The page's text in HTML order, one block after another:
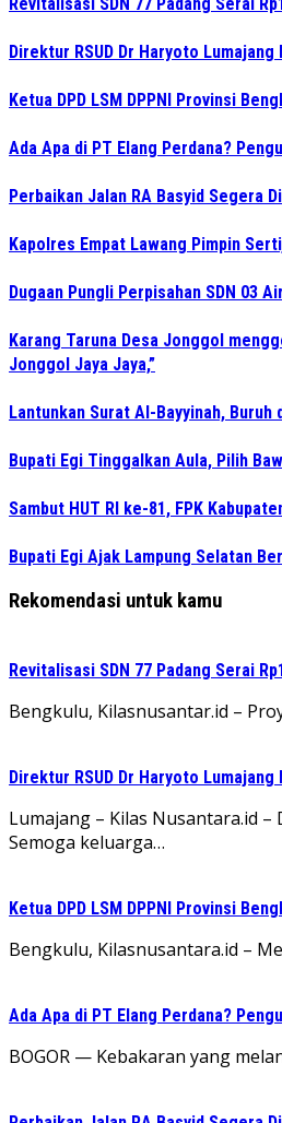
Direktur RSUD Dr Haryoto
Ketua DPD LSM DPPNI Provinsi
Ada Apa di PT Elang Perdana?
Perbaikan Jalan RA Basyid Segera
Kapolres Empat Lawang Pimpin
Dugaan Pungli Perpisahan SDN 03
Karang Taruna Desa Jonggol
Jonggol Jaya Jaya,”
Lantunkan Surat Al-Bayyinah, Buruh
Bupati Egi Tinggalkan Aula, Pilih
Sambut HUT RI ke-81, FPK
Bupati Egi Ajak Lampung Selatan
Rekomendasi untuk kamu
Revitalisasi SDN 77 Padang Serai
Bengkulu, Kilasnusantar.id –
Direktur RSUD Dr Haryoto
Lumajang – Kilas Nusantara.id
Semoga keluarga…
Ketua DPD LSM DPPNI Provinsi
Bengkulu, Kilasnusantara.id –
Ada Apa di PT Elang Perdana?
​BOGOR — Kebakaran yang